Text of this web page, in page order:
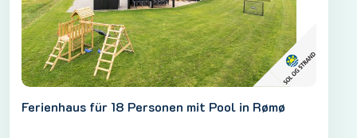
Ferienhaus für 18 Personen mit Pool in Rømø